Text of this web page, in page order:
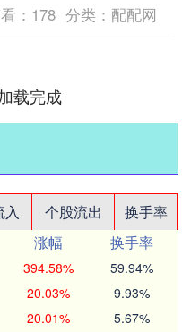
同比增长....
： 178 分类： 配配网
载完成
入 个股流出
换手率
涨幅
换手率
394.58% 59.94%
20.03% 9.93%
20.01% 5.67%